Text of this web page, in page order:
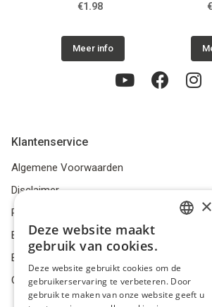
€1.98
Meer info
Klantenservice
Algemene Voorwaarden
Disclaimer
Privacybeleid
Bestelling herroepen
Betalingsmiddelen
Geschillen
ENGLISH
×
Deze website maakt
gebruik van cookies.
Deze website gebruikt cookies om de
gebruikerservaring te verbeteren. Door
gebruik te maken van onze website geeft u